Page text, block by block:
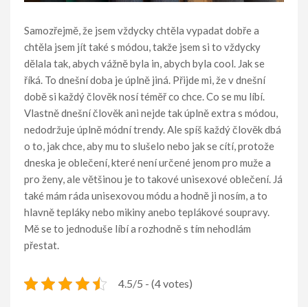
Samozřejmě, že jsem vždycky chtěla vypadat dobře a
chtěla jsem jít také s módou, takže jsem si to vždycky
dělala tak, abych vážně byla in, abych byla cool. Jak se
říká. To dnešní doba je úplně jiná. Přijde mi, že v dnešní
době si každý člověk nosí téměř co chce. Co se mu líbí.
Vlastně dnešní člověk ani nejde tak úplně extra s módou,
nedodržuje úplně módní trendy. Ale spíš každý člověk dbá
o to, jak chce, aby mu to slušelo nebo jak se cítí, protože
dneska je oblečení, které není určené jenom pro muže a
pro ženy, ale většinou je to takové unisexové oblečení. Já
také mám ráda unisexovou módu a hodně ji nosím, a to
hlavně tepláky nebo mikiny anebo teplákové soupravy.
Mě se to jednoduše líbí a rozhodně s tím nehodlám
přestat.
4.5/5 - (4 votes)